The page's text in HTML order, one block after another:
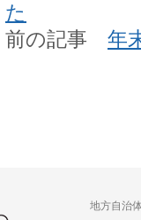
た
前の記事 年
地方自治